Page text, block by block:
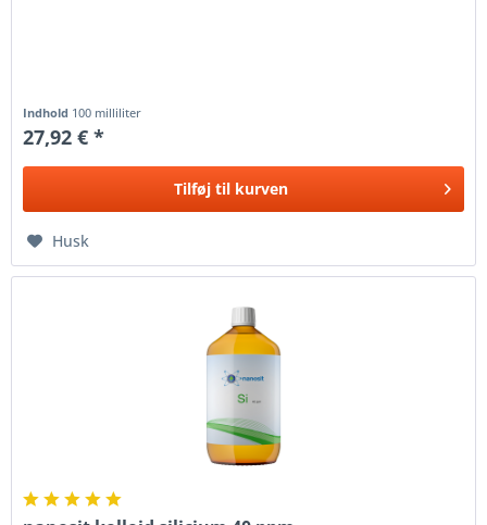
Indhold 100 milliliter
27,92 € *
Tilføj til kurven
Husk